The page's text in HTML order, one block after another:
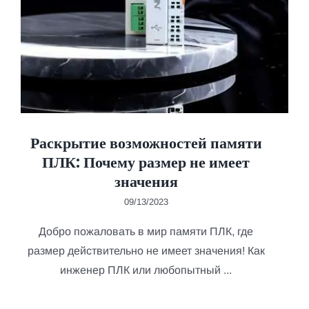
Раскрытие возможностей памяти
ПЛК: Почему размер не имеет
значения
09/13/2023
Добро пожаловать в мир памяти ПЛК, где
размер действительно не имеет значения! Как
инженер ПЛК или любопытный ...